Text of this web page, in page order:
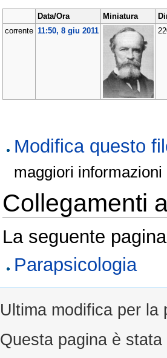
Data/Ora Miniatura
corrente 11:50, 8 giu 2011
Modifica questo
maggiori
Collegamenti
La seguente
Parapsicologia
Ultima modifica per la
Questa pagina è